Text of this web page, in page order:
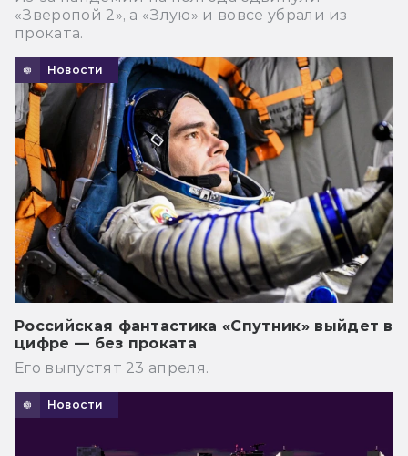
«Зверопой 2», а «Злую» и вовсе убрали из
проката.
Новости
Российская фантастика «Спутник» выйдет в
цифре — без проката
Его выпустят 23 апреля.
Новости